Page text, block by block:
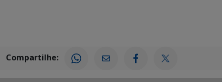
Compartilhe: